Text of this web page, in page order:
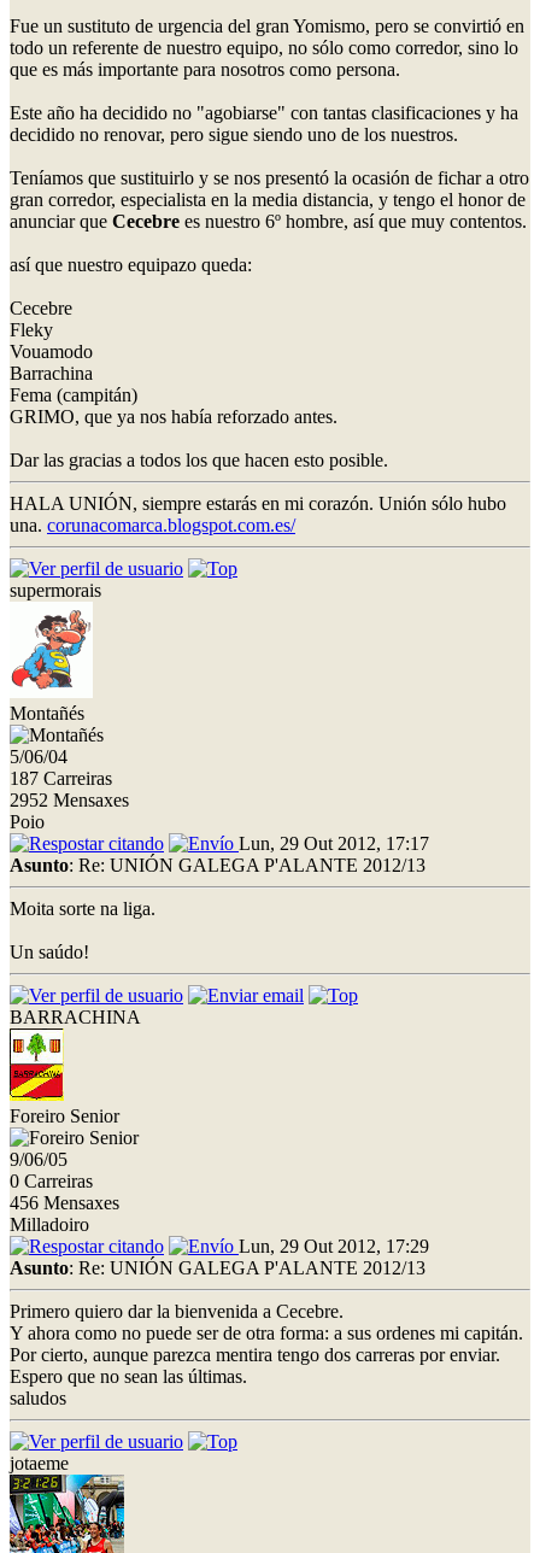
Fue un sustituto de urgencia del gran Yomismo, pero se convirtió en
todo un referente de nuestro equipo, no sólo como corredor, sino lo
que es más importante para nosotros como persona.
Este año ha decidido no "agobiarse" con tantas clasificaciones y ha
decidido no renovar, pero sigue siendo uno de los nuestros.
Teníamos que sustituirlo y se nos presentó la ocasión de fichar a otro
gran corredor, especialista en la media distancia, y tengo el honor de
anunciar que Cecebre es nuestro 6º hombre, así que muy contentos.
así que nuestro equipazo queda:
Cecebre
Fleky
Vouamodo
Barrachina
Fema (campitán)
GRIMO, que ya nos había reforzado antes.
Dar las gracias a todos los que hacen esto posible.
HALA UNIÓN, siempre estarás en mi corazón. Unión sólo hubo
una. corunacomarca.blogspot.com.es/
supermorais
Montañés
5/06/04
187 Carreiras
2952 Mensaxes
Poio
Lun, 29 Out 2012, 17:17
Asunto: Re: UNIÓN GALEGA P'ALANTE 2012/13
Moita sorte na liga.
Un saúdo!
BARRACHINA
Foreiro Senior
9/06/05
0 Carreiras
456 Mensaxes
Milladoiro
Lun, 29 Out 2012, 17:29
Asunto: Re: UNIÓN GALEGA P'ALANTE 2012/13
Primero quiero dar la bienvenida a Cecebre.
Y ahora como no puede ser de otra forma: a sus ordenes mi capitán.
Por cierto, aunque parezca mentira tengo dos carreras por enviar.
Espero que no sean las últimas.
saludos
jotaeme